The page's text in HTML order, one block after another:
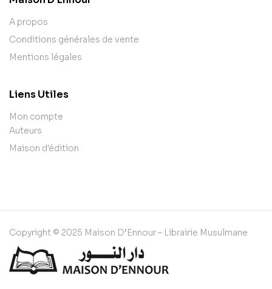
A propos
Conditions générales de vente
Mentions légales
Liens Utiles
Mon compte
Auteurs
Maison d'édition
Copyright © 2025 Maison D’Ennour – Librairie Musulmane